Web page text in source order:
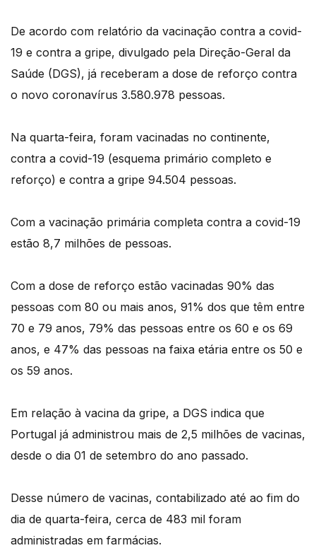
De acordo com relatório da vacinação contra a covid-
19 e contra a gripe, divulgado pela Direção-Geral da
Saúde (DGS), já receberam a dose de reforço contra
o novo coronavírus 3.580.978 pessoas.
Na quarta-feira, foram vacinadas no continente,
contra a covid-19 (esquema primário completo e
reforço) e contra a gripe 94.504 pessoas.
Com a vacinação primária completa contra a covid-19
estão 8,7 milhões de pessoas.
Com a dose de reforço estão vacinadas 90% das
pessoas com 80 ou mais anos, 91% dos que têm entre
70 e 79 anos, 79% das pessoas entre os 60 e os 69
anos, e 47% das pessoas na faixa etária entre os 50 e
os 59 anos.
Em relação à vacina da gripe, a DGS indica que
Portugal já administrou mais de 2,5 milhões de vacinas,
desde o dia 01 de setembro do ano passado.
Desse número de vacinas, contabilizado até ao fim do
dia de quarta-feira, cerca de 483 mil foram
administradas em farmácias.